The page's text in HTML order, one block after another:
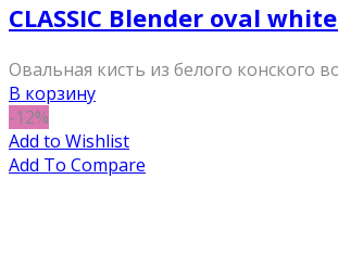
CLASSIC Blender oval
Овальная кисть из белого конского
В корзину
-12%
Add to Wishlist
Add To Compare